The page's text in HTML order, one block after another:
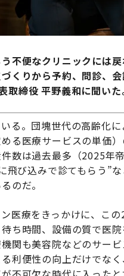
不便なクリニックには
くりから予約、問診、
締役 平野義和に聞いた
る。団塊世代の高齢化
る医療サービスの単価
数は過去最多（2025年
び込みで診てもらう”
のだ。
医療をきっかけに、こ
ち時間、設備の質で医
関も美容院などのサー
利便性の向上だけでな